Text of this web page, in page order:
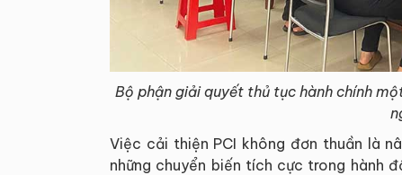
Bộ phận giải quyết thủ tục hành chính
Việc cải thiện PCI không đơn thuần là
những chuyển biến tích cực trong hành